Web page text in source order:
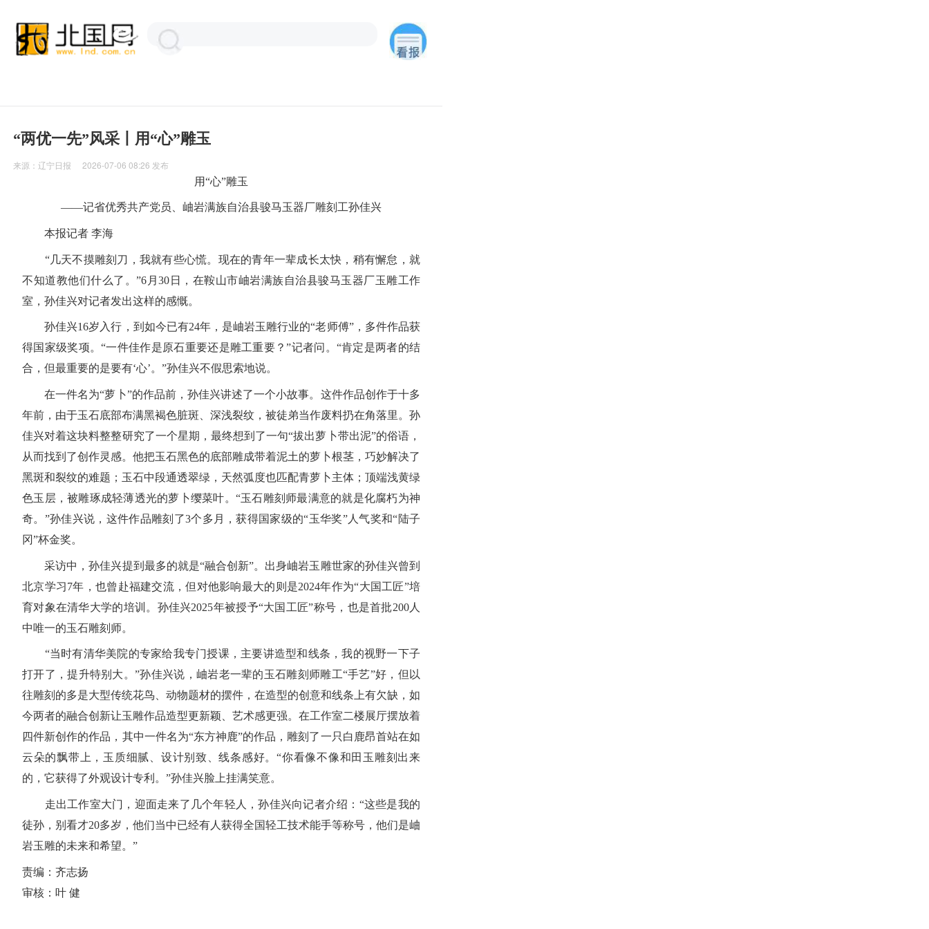
“两优一先”风采丨用“心”雕玉
来源：辽宁日报 2026-07-06 08:26 发布
用“心”雕玉
——记省优秀共产党员、岫岩满族自治县骏马玉器厂雕刻工孙佳兴
本报记者 李海
“几天不摸雕刻刀，我就有些心慌。现在的青年一辈成长太快，稍有懈怠，就
不知道教他们什么了。”6月30日，在鞍山市岫岩满族自治县骏马玉器厂玉雕工作
室，孙佳兴对记者发出这样的感慨。
孙佳兴16岁入行，到如今已有24年，是岫岩玉雕行业的“老师傅”，多件作品获
得国家级奖项。“一件佳作是原石重要还是雕工重要？”记者问。“肯定是两者的结
合，但最重要的是要有‘心’。”孙佳兴不假思索地说。
在一件名为“萝卜”的作品前，孙佳兴讲述了一个小故事。这件作品创作于十多
年前，由于玉石底部布满黑褐色脏斑、深浅裂纹，被徒弟当作废料扔在角落里。孙
佳兴对着这块料整整研究了一个星期，最终想到了一句“拔出萝卜带出泥”的俗语，
从而找到了创作灵感。他把玉石黑色的底部雕成带着泥土的萝卜根茎，巧妙解决了
黑斑和裂纹的难题；玉石中段通透翠绿，天然弧度也匹配青萝卜主体；顶端浅黄绿
色玉层，被雕琢成轻薄透光的萝卜缨菜叶。“玉石雕刻师最满意的就是化腐朽为神
奇。”孙佳兴说，这件作品雕刻了3个多月，获得国家级的“玉华奖”人气奖和“陆子
冈”杯金奖。
采访中，孙佳兴提到最多的就是“融合创新”。出身岫岩玉雕世家的孙佳兴曾到
北京学习7年，也曾赴福建交流，但对他影响最大的则是2024年作为“大国工匠”培
育对象在清华大学的培训。孙佳兴2025年被授予“大国工匠”称号，也是首批200人
中唯一的玉石雕刻师。
“当时有清华美院的专家给我专门授课，主要讲造型和线条，我的视野一下子
打开了，提升特别大。”孙佳兴说，岫岩老一辈的玉石雕刻师雕工“手艺”好，但以
往雕刻的多是大型传统花鸟、动物题材的摆件，在造型的创意和线条上有欠缺，如
今两者的融合创新让玉雕作品造型更新颖、艺术感更强。在工作室二楼展厅摆放着
四件新创作的作品，其中一件名为“东方神鹿”的作品，雕刻了一只白鹿昂首站在如
云朵的飘带上，玉质细腻、设计别致、线条感好。“你看像不像和田玉雕刻出来
的，它获得了外观设计专利。”孙佳兴脸上挂满笑意。
走出工作室大门，迎面走来了几个年轻人，孙佳兴向记者介绍：“这些是我的
徒孙，别看才20多岁，他们当中已经有人获得全国轻工技术能手等称号，他们是岫
岩玉雕的未来和希望。”
责编：齐志扬
审核：叶 健